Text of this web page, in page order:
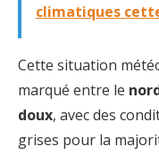
climatiques
Cette situation
marqué entre le
doux, avec des
grises pour la